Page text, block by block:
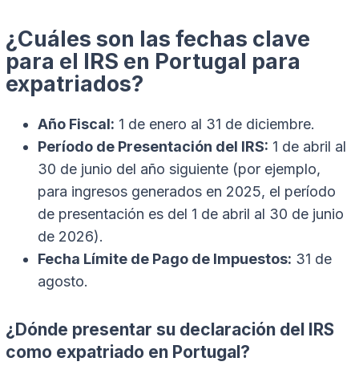
¿Cuáles son las fechas clave
para el IRS en Portugal para
expatriados?
Año Fiscal: 1 de enero al 31 de diciembre.
Período de Presentación del IRS: 1 de abril al
30 de junio del año siguiente (por ejemplo,
para ingresos generados en 2025, el período
de presentación es del 1 de abril al 30 de junio
de 2026).
Fecha Límite de Pago de Impuestos: 31 de
agosto.
¿Dónde presentar su declaración del IRS
como expatriado en Portugal?